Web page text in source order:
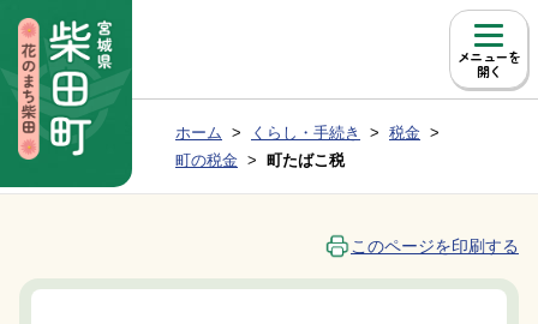
メニュー
Group NAV BreadCrumb
現在位置：
ホーム くらし・手続き
税金
町の税金
町たばこ税
このページを印刷する